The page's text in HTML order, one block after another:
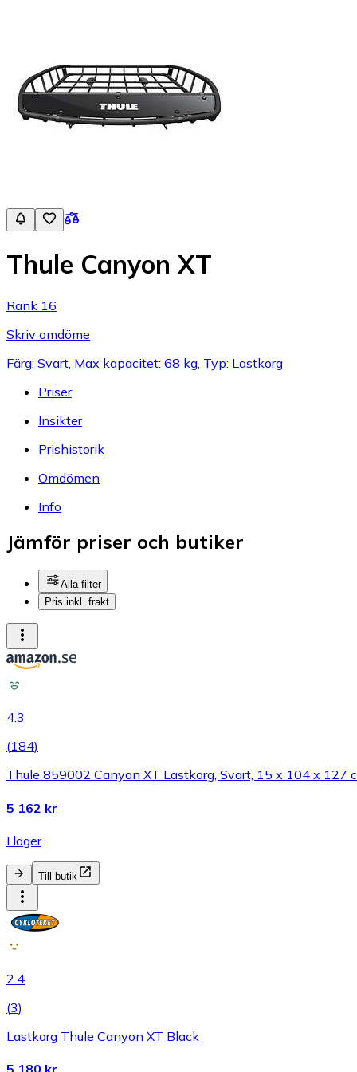
Thule Canyon XT
Rank 16
Skriv omdöme
Färg: Svart, Max kapacitet: 68 kg, Typ: Lastkorg
Priser
Insikter
Prishistorik
Omdömen
Info
Jämför priser och butiker
Alla filter
Pris inkl. frakt
4.3
(184)
Thule 859002 Canyon XT Lastkorg, Svart, 15 x 104 x 127
5 162 kr
I lager
Till butik
2.4
(3)
Lastkorg Thule Canyon XT Black